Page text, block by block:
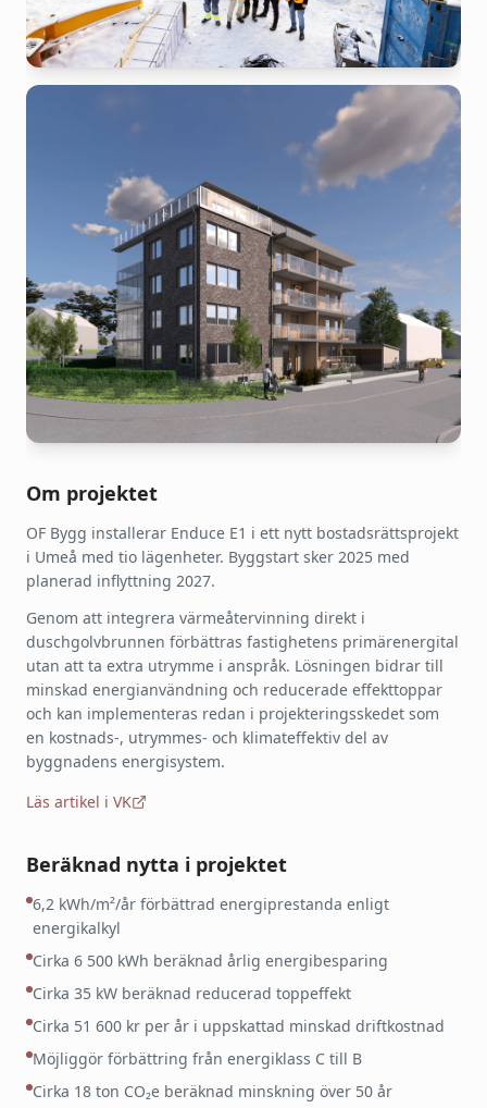
Om projektet
OF Bygg installerar Enduce E1 i ett nytt bostadsrättsprojekt
i Umeå med tio lägenheter. Byggstart sker 2025 med
planerad inflyttning 2027.
Genom att integrera värmeåtervinning direkt i
duschgolvbrunnen förbättras fastighetens primärenergital
utan att ta extra utrymme i anspråk. Lösningen bidrar till
minskad energianvändning och reducerade effekttoppar
och kan implementeras redan i projekteringsskedet som
en kostnads-, utrymmes- och klimateffektiv del av
byggnadens energisystem.
Läs artikel i VK
Beräknad nytta i projektet
6,2 kWh/m²/år förbättrad energiprestanda enligt
energikalkyl
Cirka 6 500 kWh beräknad årlig energibesparing
Cirka 35 kW beräknad reducerad toppeffekt
Cirka 51 600 kr per år i uppskattad minskad driftkostnad
Möjliggör förbättring från energiklass C till B
Cirka 18 ton CO₂e beräknad minskning över 50 år